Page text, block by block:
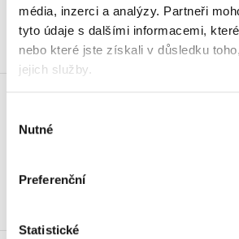
média, inzerci a analýzy. Partneři
tyto údaje s dalšími informacemi,
nebo které jste získali v důsledku
jejich služby.
souhlasu
Nutné
Preferenční
Statistické
Koupit
Skladem